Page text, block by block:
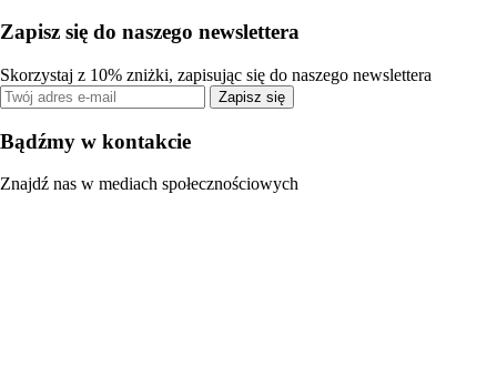
Zapisz się do naszego newslettera
Skorzystaj z 10% zniżki, zapisując się do naszego newslettera
Zapisz się
Bądźmy w kontakcie
Znajdź nas w mediach społecznościowych